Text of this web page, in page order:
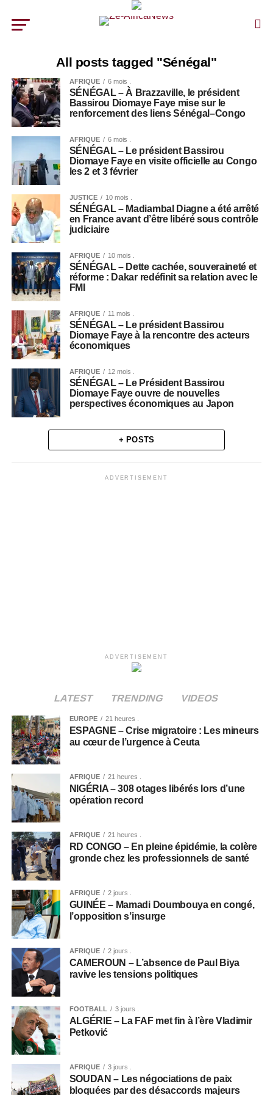
All posts tagged "Sénégal"
AFRIQUE 6 mois .
SÉNÉGAL – À Brazzaville, le président
Bassirou Diomaye Faye mise sur le
renforcement des liens Sénégal–Congo
AFRIQUE 6 mois .
SÉNÉGAL – Le président Bassirou
Diomaye Faye en visite officielle au Congo
les 2 et 3 février
JUSTICE 10 mois .
SÉNÉGAL – Madiambal Diagne a été arrêté
en France avant d’être libéré sous contrôle
judiciaire
AFRIQUE 10 mois .
SÉNÉGAL – Dette cachée, souveraineté et
réforme : Dakar redéfinit sa relation avec le
FMI
AFRIQUE 11 mois .
SÉNÉGAL – Le président Bassirou
Diomaye Faye à la rencontre des acteurs
économiques
AFRIQUE 12 mois .
SÉNÉGAL – Le Président Bassirou
Diomaye Faye ouvre de nouvelles
perspectives économiques au Japon
+ POSTS
ADVERTISEMENT
ADVERTISEMENT
LATEST TRENDING VIDEOS
EUROPE 21 heures .
ESPAGNE – Crise migratoire : Les mineurs
au cœur de l’urgence à Ceuta
AFRIQUE 21 heures .
NIGÉRIA – 308 otages libérés lors d’une
opération record
AFRIQUE 21 heures .
RD CONGO – En pleine épidémie, la colère
gronde chez les professionnels de santé
AFRIQUE 2 jours .
GUINÉE – Mamadi Doumbouya en congé,
l’opposition s’insurge
AFRIQUE 2 jours .
CAMEROUN – L’absence de Paul Biya
ravive les tensions politiques
FOOTBALL 3 jours .
ALGÉRIE – La FAF met fin à l’ère Vladimir
Petković
AFRIQUE 3 jours .
SOUDAN – Les négociations de paix
bloquées par des désaccords majeurs